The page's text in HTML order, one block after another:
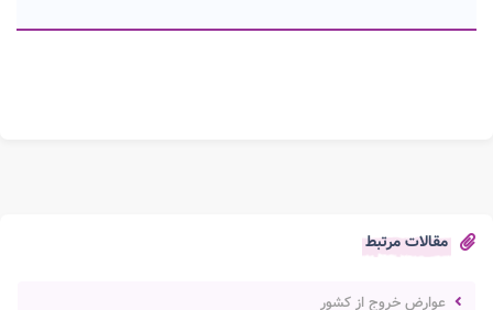
مقالات مرتبط
عوارض خروج از کشور